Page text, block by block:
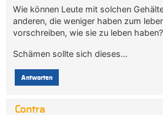
Wie können Leute mit solchen
anderen, die weniger haben zum
vorschreiben, wie sie zu leben haben?
Schämen sollte sich dieses…
Antworten
Contra